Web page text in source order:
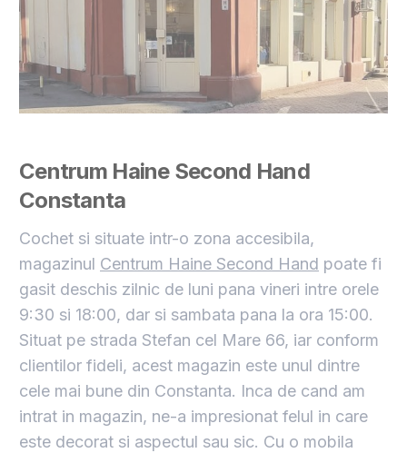
Centrum Haine Second Hand
Constanta
Cochet si situate intr-o zona accesibila,
magazinul Centrum Haine Second Hand poate fi
gasit deschis zilnic de luni pana vineri intre orele
9:30 si 18:00, dar si sambata pana la ora 15:00.
Situat pe strada Stefan cel Mare 66, iar conform
clientilor fideli, acest magazin este unul dintre
cele mai bune din Constanta. Inca de cand am
intrat in magazin, ne-a impresionat felul in care
este decorat si aspectul sau sic. Cu o mobila